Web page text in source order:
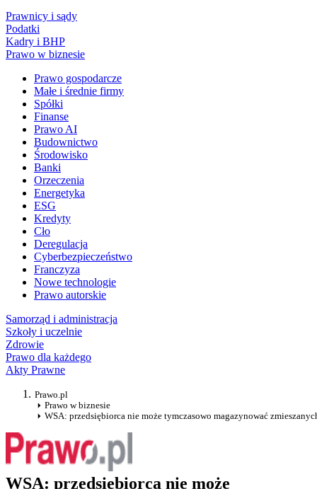
Prawnicy i sądy
Podatki
Kadry i BHP
Prawo w biznesie
Prawo gospodarcze
Małe i średnie firmy
Spółki
Finanse
Prawo AI
Budownictwo
Środowisko
Banki
Orzeczenia
Energetyka
ESG
Kredyty
Cło
Deregulacja
Cyberbezpieczeństwo
Franczyza
Nowe technologie
Prawo autorskie
Samorząd i administracja
Szkoły i uczelnie
Zdrowie
Prawo dla każdego
Akty Prawne
Prawo.pl
Prawo w biznesie
WSA: przedsiębiorca nie może tymczasowo magazynować
WSA: przedsiębiorca nie może